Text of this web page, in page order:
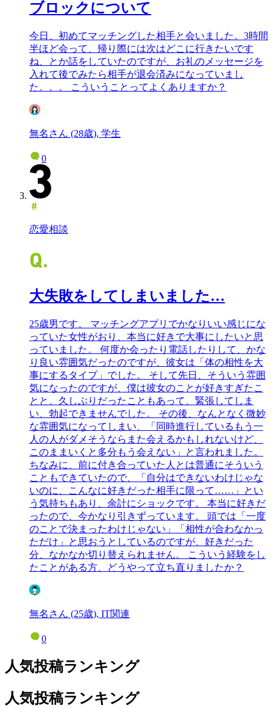
ブロックについて
今日、初めてマッチングした相手と会いました。3時間
半ほど会って、帰り際には次はどこに行きたいです
ね、とか話をしていたのですが、お礼のメッセージを
入れて後でみたら相手が退会済みになっていまし
た。。。 こういうことってよくありますか？
無名さん (28歳), 学生
0
恋愛相談
大失敗をしてしまいました…
25歳男です。 マッチングアプリでかなりいい感じにな
っていた女性がおり、本当に好きで大事にしたいと思
っていました。 何度か会ったり電話したりして、かな
り良い雰囲気だったのですが、彼女は「体の相性を大
事にするタイプ」でした。 そして先日、そういう雰囲
気になったのですが、僕は彼女のことが好きすぎたこ
とと、久しぶりだったこともあって、緊張してしま
い、勃起できませんでした。 その後、なんとなく微妙
な雰囲気になってしまい、「同時進行しているもう一
人の人がダメそうならまた会えるかもしれないけど、
このままいくと多分もう会えない」と言われました。
ちなみに、前に付き合っていた人とは普通にそういう
こともできていたので、「自分はできないわけじゃな
いのに、こんなに好きだった相手に限って……」とい
う気持ちもあり、余計にショックです。 本当に好きだ
ったので、今かなり引きずっています。 頭では「一度
のことで決まったわけじゃない」「相性が合わなかっ
ただけ」と思おうとしているのですが、好きだった
分、なかなか切り替えられません。 こういう経験をし
たことがある方、どうやって立ち直りましたか？
無名さん (25歳), IT関連
0
人気投稿ランキング
人気投稿ランキング